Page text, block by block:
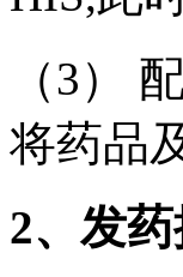
（3）
将药品
2、发